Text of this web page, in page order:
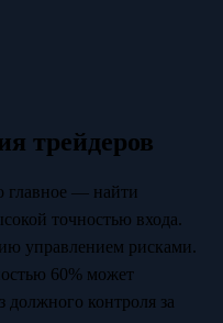
трейдеров
главное — найти
точностью входа.
управлением рисками.
60% может
должного контроля за